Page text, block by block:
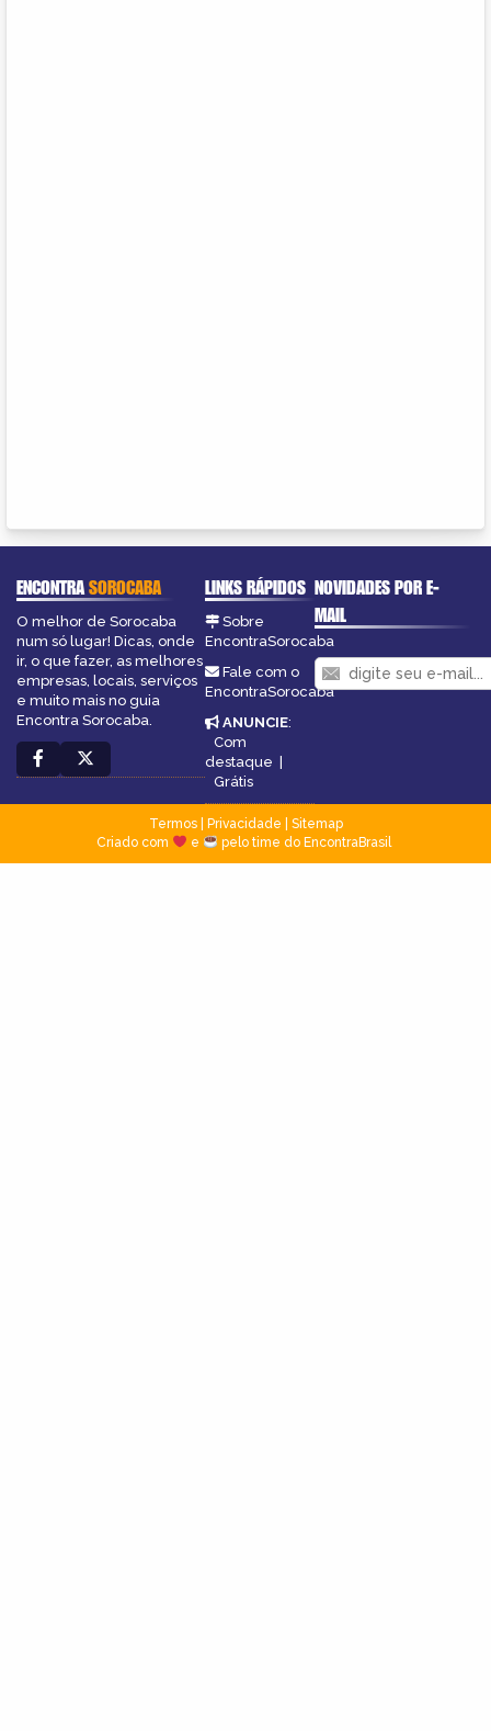
ENCONTRASOROCABA
O melhor de Sorocaba
num só lugar! Dicas, onde
ir, o que fazer, as melhores
empresas, locais, serviços
e muito mais no guia
Encontra Sorocaba.
LINKS RÁPIDOS
Sobre
EncontraSorocaba
Fale com o
EncontraSorocaba
ANUNCIE:
Com
destaque |
Grátis
NOVIDADES POR E-
MAIL
Termos| Privacidade
Sitemap
Criado com
e pelo time do EncontraBrasil